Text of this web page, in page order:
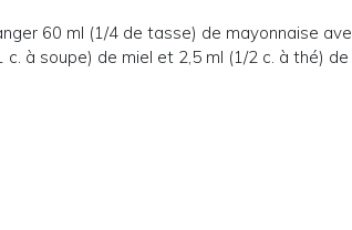
60 ml (1/4 de tasse) de mayonnaise
c. à soupe) de miel et 2,5 ml (1/2 c. à thé)